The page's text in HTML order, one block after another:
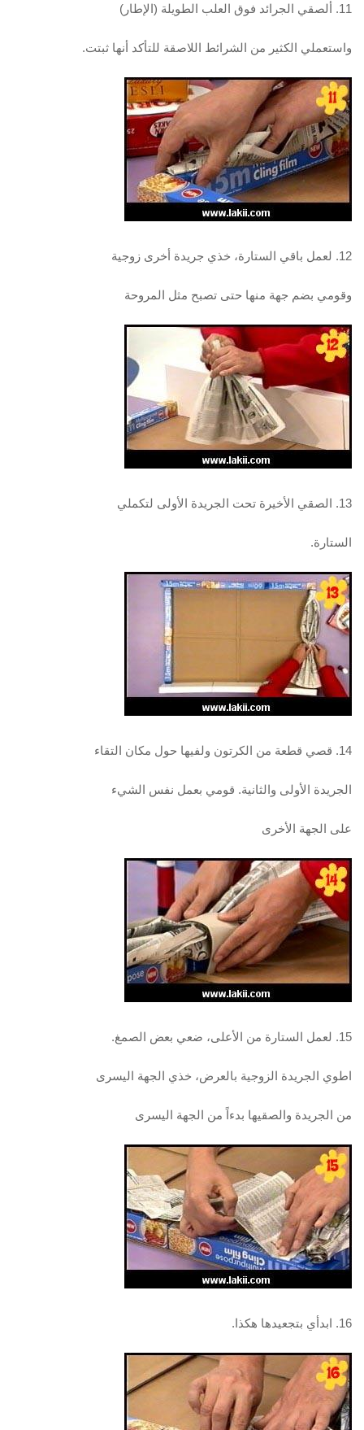
11. ألصقي الجرائد فوق العلب الطويلة (الإطار)
واستعملي الكثير من الشرائط اللاصقة للتأكد أنها ثبتت.
12. لعمل باقي الستارة، خذي جريدة أخرى زوجية
وقومي بضم جهة منها حتى تصبح مثل المروحة
13. الصقي الأخيرة تحت الجريدة الأولى لتكملي
الستارة.
14. قصي قطعة من الكرتون ولفيها حول مكان التقاء
الجريدة الأولى والثانية. قومي بعمل نفس الشيء
على الجهة الأخرى
15. لعمل الستارة من الأعلى، ضعي بعض الصمغ.
اطوي الجريدة الزوجية بالعرض، خذي الجهة اليسرى
من الجريدة والصقيها بدءاً من الجهة اليسرى
16. ابدأي بتجعيدها هكذا.